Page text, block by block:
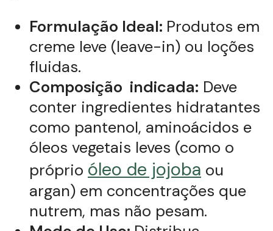
Formulação Ideal: Produtos em
creme leve (leave-in) ou loções
fluidas.
Composição indicada: Deve
conter ingredientes hidratantes
como pantenol, aminoácidos e
óleos vegetais leves (como o
próprio óleo de jojoba ou
argan) em concentrações que
nutrem, mas não pesam.